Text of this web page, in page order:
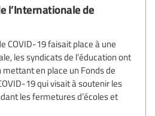
l’Internationale de
COVID-19 faisait place à une
les syndicats de l’éducation ont
en place un Fonds de
19 qui visait à soutenir les
les fermetures d’écoles et